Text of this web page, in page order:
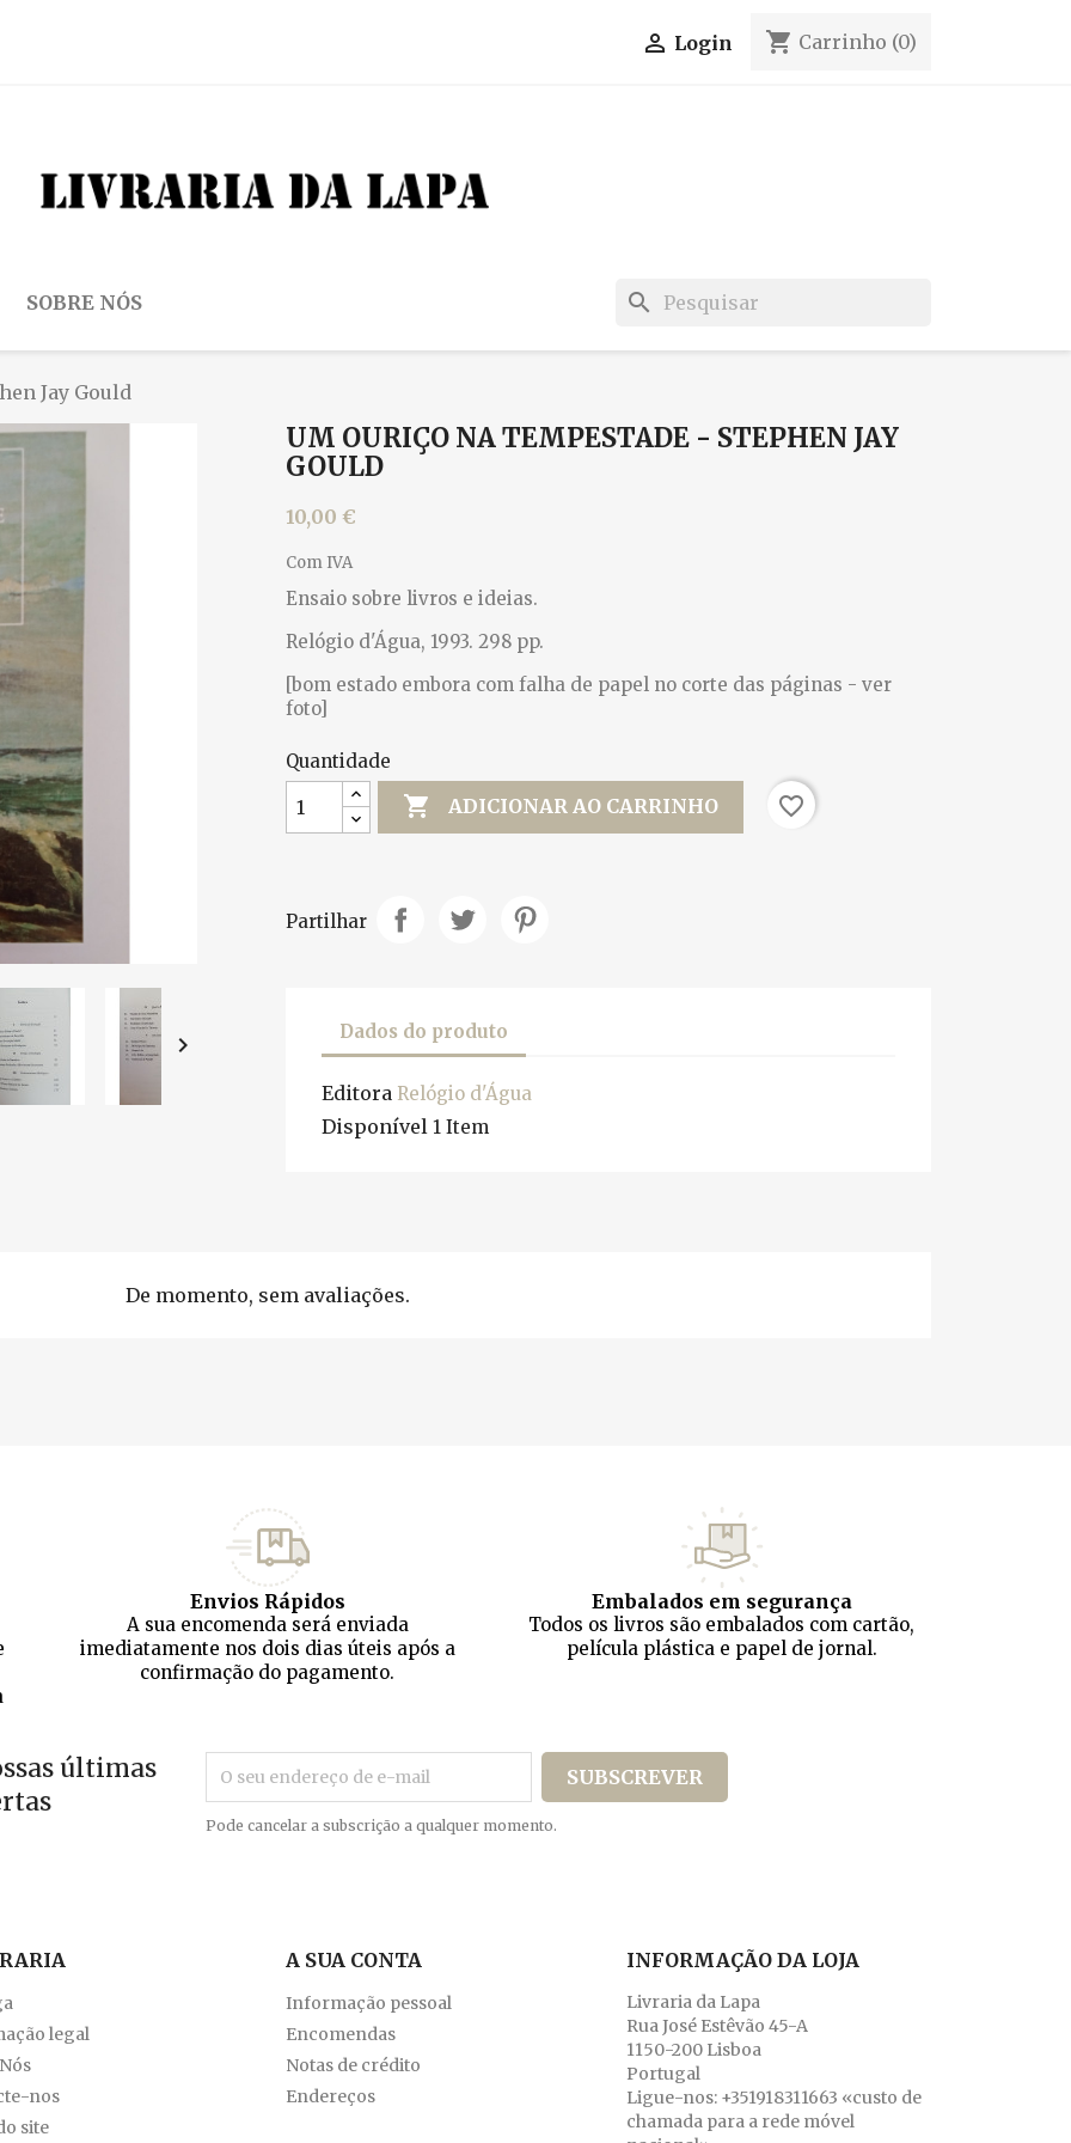
 Login shopping_cart Carrinho (0)
SOBRE NÓS search
Jay Gould

UM OURIÇO NA TEMPESTADE - STEPHEN JAY
GOULD
10,00 €
Com IVA
Ensaio sobre livros e ideias.
Relógio d'Água, 1993. 298 pp.
[bom estado embora com falha de papel no corte das páginas - ver
foto]
Quantidade
 ADICIONAR AO CARRINHO favorite_border
Partilhar
Dados do produto
Editora Relógio d'Água
Disponível 1 Item
De momento, sem avaliações.
Envios Rápidos
A sua encomenda será enviada
imediatamente nos dois dias úteis após a
confirmação do pagamento.
Embalados em segurança
Todos os livros são embalados com cartão,
película plástica e papel de jornal.
últimas
Pode cancelar a subscrição a qualquer momento.
legal
nos
site
A SUA CONTA
Informação pessoal
Encomendas
Notas de crédito
Endereços
INFORMAÇÃO DA LOJA
Livraria da Lapa
Rua José Estêvão 45-A
1150-200 Lisboa
Portugal
Ligue-nos: +351918311663 «custo de
chamada para a rede móvel